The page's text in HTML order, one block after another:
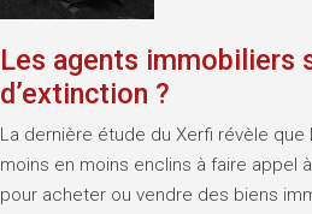
Les agents immobiliers
d’extinction ?
La dernière étude du Xerfi révèle
moins en moins enclins à faire appel
pour acheter ou vendre des biens